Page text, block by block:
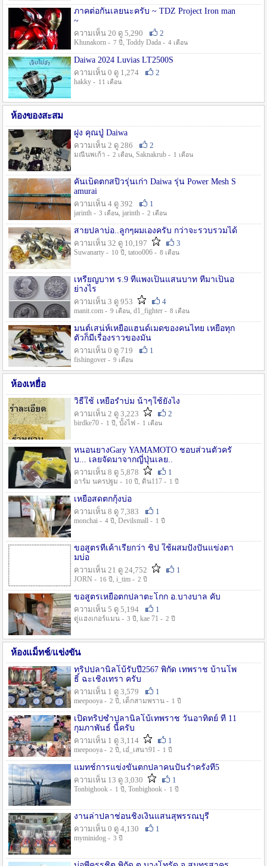
ภาคต่อกันเลยนะครับ ~ TDZ Project Iron man
~
ความเห็น 20 ดู 5,290
2
Khunakorn - 7 ปี , Toddy Dada - 4 เดือน
Daiwa 2024 Luvias LT2500S
ความเห็น 0 ดู 1,274
2
hakky - 11 เดือน
ห้องของสะสม
ฝูง คุณปู่ Daiwa
ความเห็น 2 ดู 286
2
มณีนพเก้า - 2 เดือน, Saknakrub - 1 เดือน
คันเบ็ดตกสปิ๋วรุ่นเก่า Daiwa รุ่น Power Mesh S
amurai
ความเห็น 4 ดู 392
1
jarinth - 3 เดือน, jarinth - 2 เดือน
สายปลาบ่อ..ลูกๆผมเองครับ กว่าจะรวบรวมได้
ความเห็น 32 ดู 10,197
3
Suwanarty - 10 ปี , tatoo006 - 8 เดือน
เหรียญบาท ร.9 ที่แพงเป็นแสนบาท ที่มาเป็นอ
ย่างไร
ความเห็น 3 ดู 953
4
manit.com - 9 เดือน, d1_fighter - 8 เดือน
มนต์เสน่ห์เหยื่อแฮนด์เมดของคนไทย เหยื่อทุก
ตัวก็มีเรื่องราวของมัน
ความเห็น 0 ดู 719
1
fishingover - 9 เดือน
ห้องเหยื่อ
วิธืใช้ เหยื่อรำบ่ม น้าๆใช้ยังไง
ความเห็น 2 ดู 3,223
2
birdke70 - 1 ปี , บั้งไฟ - 1 เดือน
หนอนยางGary YAMAMOTO ชอบส่วนตัวครั
บ... เลยจัดมาจากญี่ปุ่นเลย..
ความเห็น 8 ดู 5,878
1
อาร์ม นครปฐม - 10 ปี , ดิน117 - 1 ปี
เหยื่อสดตกกุ้งบ่อ
ความเห็น 8 ดู 7,383
1
monchai - 4 ปี , Devilsmall - 1 ปี
ขอสูตรที่เค้าเรียกว่า ชิป ใช้ผสมปังปั่นแข่งตา
มบ่อ
ความเห็น 21 ดู 24,752
1
JORN - 16 ปี , i_tim - 2 ปี
ขอสูตรเหยื่อตกปลาตะโกก อ.บางบาล คับ
ความเห็น 5 ดู 5,194
1
ตู่แฮงเกอร์แมน - 3 ปี , kae 71 - 2 ปี
ห้องแม็ทช์/แข่งขัน
ทริปปลานิลโบ้รับปี2567 พิกัด เทพราช บ้านโพ
ธิ์ ฉะเชิงเทรา ครับ
ความเห็น 1 ดู 3,579
1
meepooya - 2 ปี , เด็กสามพราน - 1 ปี
เปิดทริปซ้ำปลานิลโบ้เทพราช วันอาทิตย์ ที่ 11
กุมภาพันธ์ นี้ครับ
ความเห็น 1 ดู 3,114
1
meepooya - 2 ปี , เอ๋_เสนา91 - 1 ปี
แมทช์การแข่งขั้นตกปลาคนปั้นรำครั้งที่5
ความเห็น 13 ดู 3,030
1
Tonbighook - 1 ปี , Tonbighook - 1 ปี
งานล่าปลาช่อนชิงเงินแสนสุพรรณบุรี
ความเห็น 0 ดู 4,130
1
myminidog - 3 ปี